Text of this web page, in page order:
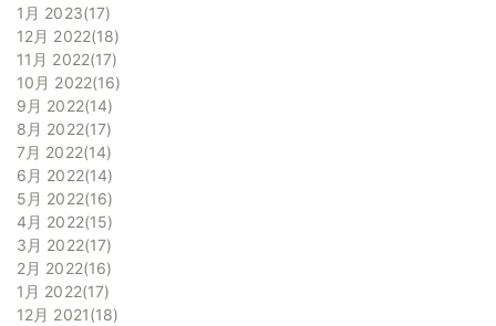
1月 2023 17
12月 2022 18
11月 2022 17
10月 2022 16
9月 2022 14
8月 2022 17
7月 2022 14
6月 2022 14
5月 2022 16
4月 2022 15
3月 2022 17
2月 2022 16
1月 2022 17
12月 2021 18